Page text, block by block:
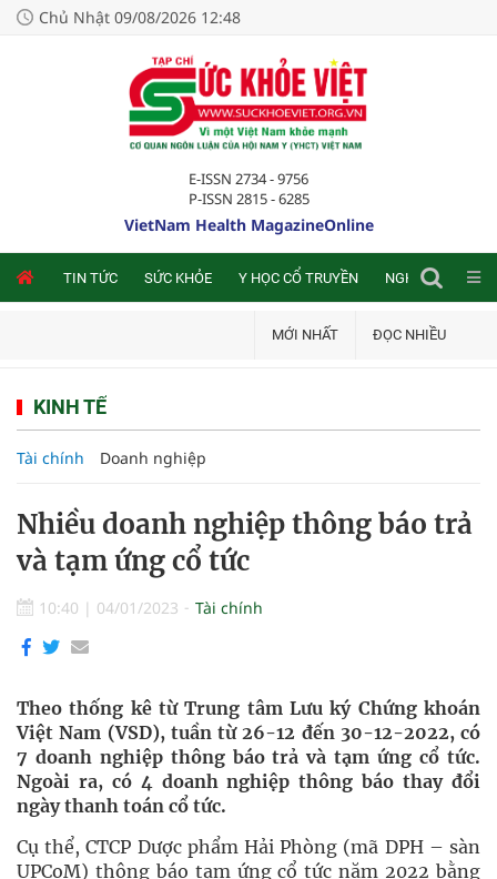
Chủ Nhật 09/08/2026 12:48
E-ISSN 2734 - 9756
P-ISSN 2815 - 6285
VietNam Health MagazineOnline
TIN TỨC SỨC KHỎE Y HỌC CỔ TRUYỀN NGHIÊN CỨU
MỚI NHẤT ĐỌC NHIỀU
KINH TẾ
Tài chính Doanh nghiệp
Nhiều doanh nghiệp thông báo trả
và tạm ứng cổ tức
10:40 | 04/01/2023 Tài chính
Theo thống kê từ Trung tâm Lưu ký Chứng khoán
Việt Nam (VSD), tuần từ 26-12 đến 30-12-2022, có
7 doanh nghiệp thông báo trả và tạm ứng cổ tức.
Ngoài ra, có 4 doanh nghiệp thông báo thay đổi
ngày thanh toán cổ tức.
Cụ thể, CTCP Dược phẩm Hải Phòng (mã DPH – sàn
UPCoM) thông báo tạm ứng cổ tức năm 2022 bằng